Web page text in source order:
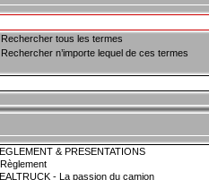
Rechercher tous les termes
Rechercher n’importe lequel de ces termes